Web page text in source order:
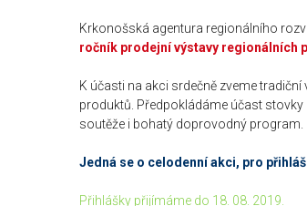
Krkonošská agentura regionálního
ročník prodejní výstavy regionálních
K účasti na akci srdečně zveme
produktů. Předpokládáme účast
soutěže i bohatý doprovodný program.
Jedná se o celodenní akci, pro
Přihlášky přijímáme do 18. 08. 2019.